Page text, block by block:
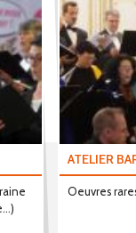
ATELIER
Oeuvres